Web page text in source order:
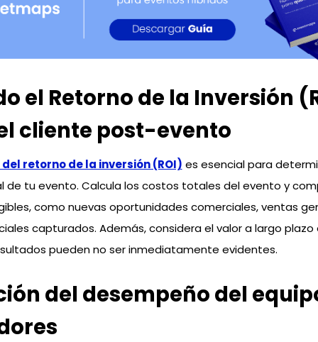
el Retorno de la Inversión
cliente post-evento
retorno de la inversión (ROI) es esencial para
de tu evento. Calcula los costos totales del evento y
como nuevas oportunidades comerciales, ventas
capturados. Además, considera el valor a largo plazo
pueden no ser inmediatamente evidentes.
del desempeño del